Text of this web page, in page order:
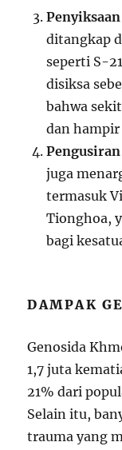
ditangkap
seperti S-
disiksa
bahwa
dan hampir
juga
termasuk
Tionghoa,
bagi
DAMPAK
Genosida
1,7 juta
21% dari
Selain itu,
trauma yang